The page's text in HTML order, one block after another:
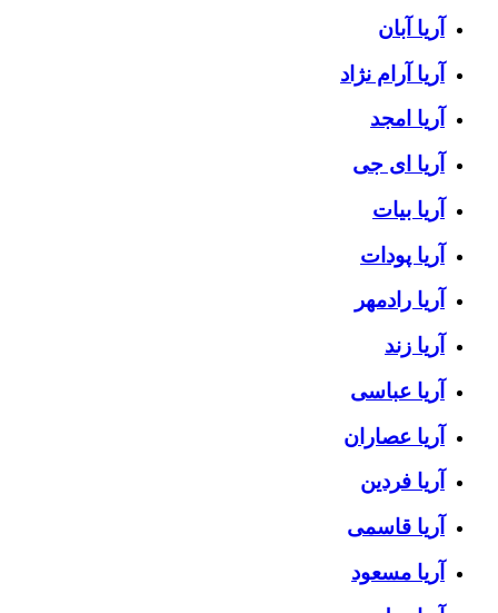
آریا آبان
آریا آرام نژاد
آریا امجد
آریا ای جی
آریا بیات
آریا پودات
آریا رادمهر
آریا زند
آریا عباسی
آریا عصاران
آریا فردین
آریا قاسمی
آریا مسعود